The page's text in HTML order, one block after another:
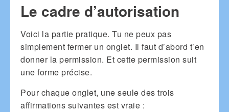
Le cadre d’autorisation
Voici la partie pratique. Tu ne peux pas
simplement fermer un onglet. Il faut d’abord t’en
donner la permission. Et cette permission suit
une forme précise.
Pour chaque onglet, une seule des trois
affirmations suivantes est vraie :